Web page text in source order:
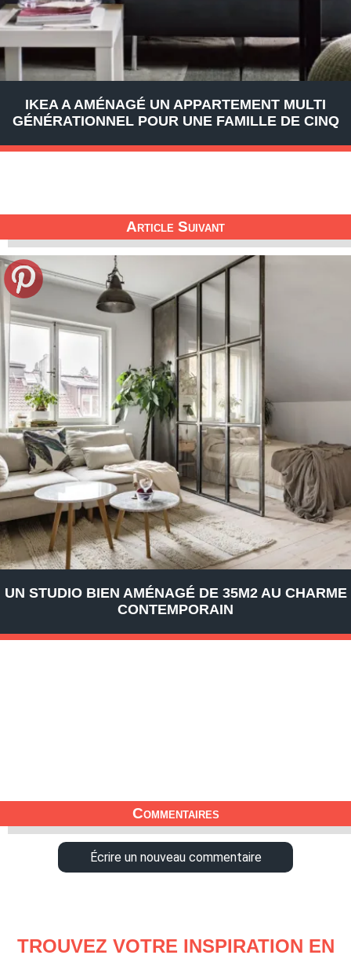
IKEA A AMÉNAGÉ UN APPARTEMENT MULTI
GÉNÉRATIONNEL POUR UNE FAMILLE DE CINQ
Article Suivant
UN STUDIO BIEN AMÉNAGÉ DE 35M2 AU CHARME
CONTEMPORAIN
Commentaires
Écrire un nouveau commentaire
TROUVEZ VOTRE INSPIRATION EN